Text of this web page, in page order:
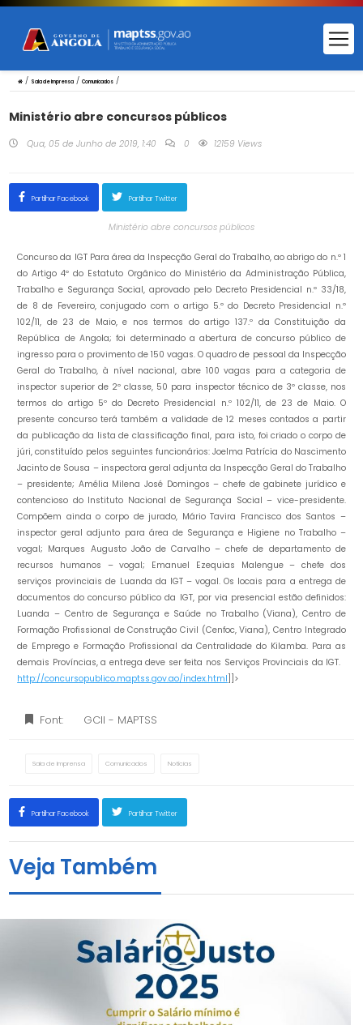
/ Sala de Imprensa/ Comunicados/
Ministério abre concursos públicos
Qua, 05 de Junho de 2019, 1:40 0 12159 Views
Partilhar Facebook Partilhar Twitter
Ministério abre concursos públicos
Concurso da IGT Para área da Inspecção Geral do Trabalho, ao abrigo do n.º 1
do Artigo 4º do Estatuto Orgânico do Ministério da Administração Pública,
Trabalho e Segurança Social, aprovado pelo Decreto Presidencial n.º 33/18,
de 8 de Fevereiro, conjugado com o artigo 5.º do Decreto Presidencial n.º
102/11, de 23 de Maio, e nos termos do artigo 137.º da Constituição da
República de Angola; foi determinado a abertura de concurso público de
ingresso para o provimento de 150 vagas. O quadro de pessoal da Inspecção
Geral do Trabalho, à nível nacional, abre 100 vagas para a categoria de
inspector superior de 2º classe, 50 para inspector técnico de 3º classe, nos
termos do artigo 5º do Decreto Presidencial n.º 102/11, de 23 de Maio. O
presente concurso terá também a validade de 12 meses contados a partir
da publicação da lista de classificação final, para isto, foi criado o corpo de
júri, constituído pelos seguintes funcionários: Joelma Patrícia do Nascimento
Jacinto de Sousa – inspectora geral adjunta da Inspecção Geral do Trabalho
– presidente; Amélia Milena José Domingos – chefe de gabinete jurídico e
contencioso do Instituto Nacional de Segurança Social – vice-presidente.
Compõem ainda o corpo de jurado, Mário Tavira Francisco dos Santos –
inspector geral adjunto para área de Segurança e Higiene no Trabalho –
vogal; Marques Augusto João de Carvalho – chefe de departamento de
recursos humanos – vogal; Emanuel Ezequias Malengue – chefe dos
serviços provinciais de Luanda da IGT – vogal. Os locais para a entrega de
documentos do concurso público da IGT, por via presencial estão definidos:
Luanda – Centro de Segurança e Saúde no Trabalho (Viana), Centro de
Formação Profissional de Construção Civil (Cenfoc, Viana), Centro Integrado
de Emprego e Formação Profissional da Centralidade do Kilamba. Para as
demais Províncias, a entrega deve ser feita nos Serviços Provinciais da IGT.
http://concursopublico.maptss.gov.ao/index.html]]>
Font: GCII - MAPTSS
Sala de Imprensa Comunicados Notícias
Partilhar Facebook Partilhar Twitter
Veja Também